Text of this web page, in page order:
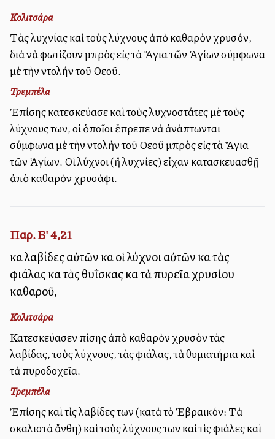
Κολιτσάρα
Τὰς λυχνίας καὶ τοὺς λύχνους ἀπὸ καθαρὸν χρυσόν,
διὰ νὰ φωτίζουν ἐμπρὸς εἰς τὰ Ἅγια τῶν Ἁγίων σύμφωνα
μὲ τὴν ἐντολήν τοῦ Θεοῦ.
Τρεμπέλα
Ἐπίσης κατεσκεύασε καὶ τοὺς λυχνοστάτες μὲ τοὺς
λύχνους των, οἱ ὁποῖοι ἔπρεπε νὰ ἀνάπτωνται
σύμφωνα μὲ τὴν ἐντολὴν τοῦ Θεοῦ ἐμπρὸς εἰς τὰ Ἅγια
τῶν Ἁγίων. Οἱ λύχνοι (ἢ λυχνίες) εἶχαν κατασκευασθῇ
ἀπὸ καθαρὸν χρυσάφι.
Παρ. Β' 4,21
καὶ λαβίδες αὐτῶν καὶ οἱ λύχνοι αὐτῶν καὶ τὰς
φιάλας καὶ τὰς θυΐσκας καὶ τὰ πυρεῖα χρυσίου
καθαροῦ,
Κολιτσάρα
Κατεσκεύασεν ἐπίσης ἀπὸ καθαρὸν χρυσὸν τὰς
λαβίδας, τοὺς λύχνους, τὰς φιάλας, τὰ θυμιατήρια καὶ
τὰ πυροδοχεῖα.
Τρεμπέλα
Ἐπίσης καὶ τὶς λαβίδες των (κατὰ τὸ Ἑβραικόν: Τὰ
σκαλιστὰ ἄνθη) καὶ τοὺς λύχνους των καὶ τὶς φιάλες καὶ